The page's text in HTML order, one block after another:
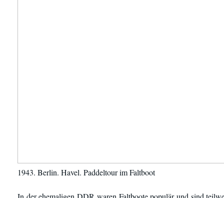
1943. Berlin. Havel. Paddeltour im Faltboot